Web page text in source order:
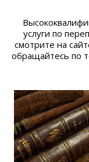
услуги по
смотрите на
обращайтесь по